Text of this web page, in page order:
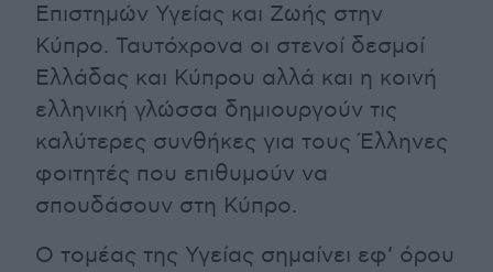
Επιστημών Υγείας και Ζωής στην
Κύπρο. Ταυτόχρονα οι στενοί δεσμοί
Ελλάδας και Κύπρου αλλά και η κοινή
ελληνική γλώσσα δημιουργούν τις
καλύτερες συνθήκες για τους Έλληνες
φοιτητές που επιθυμούν να
σπουδάσουν στη Κύπρο.
Ο τομέας της Υγείας σημαίνει εφ’ όρου